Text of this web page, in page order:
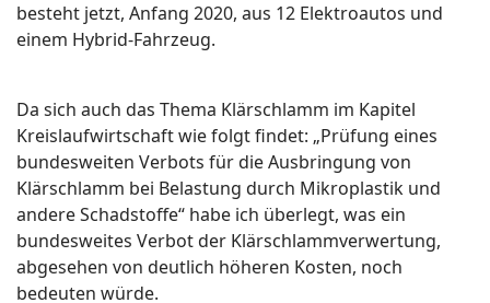
besteht jetzt, Anfang 2020, aus 12 Elektroautos und
einem Hybrid-Fahrzeug.
Da sich auch das Thema Klärschlamm im Kapitel
Kreislaufwirtschaft wie folgt findet: „Prüfung eines
bundesweiten Verbots für die Ausbringung von
Klärschlamm bei Belastung durch Mikroplastik und
andere Schadstoffe“ habe ich überlegt, was ein
bundesweites Verbot der Klärschlammverwertung,
abgesehen von deutlich höheren Kosten, noch
bedeuten würde.